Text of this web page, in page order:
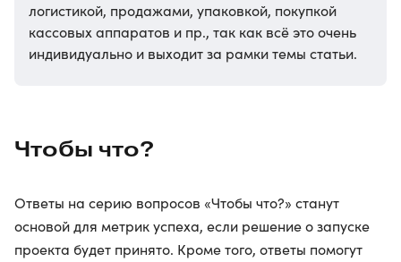
логистикой, продажами, упаковкой, покупкой
кассовых аппаратов и пр., так как всё это очень
индивидуально и выходит за рамки темы статьи.
Чтобы что?
Ответы на серию вопросов «Чтобы что?» станут
основой для метрик успеха, если решение о запуске
проекта будет принято. Кроме того, ответы помогут